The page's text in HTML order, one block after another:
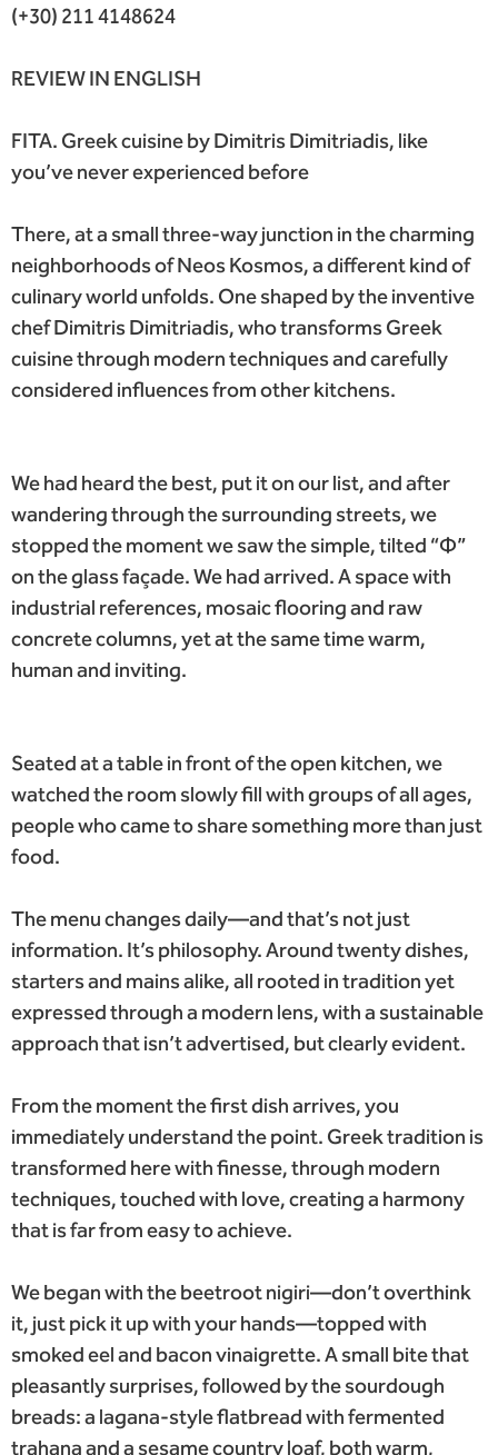
(+30) 211 4148624
REVIEW IN ENGLISH
FITA. Greek cuisine by Dimitris Dimitriadis, like
you’ve never experienced before
There, at a small three-way junction in the charming
neighborhoods of Neos Kosmos, a different kind of
culinary world unfolds. One shaped by the inventive
chef Dimitris Dimitriadis, who transforms Greek
cuisine through modern techniques and carefully
considered influences from other kitchens.
We had heard the best, put it on our list, and after
wandering through the surrounding streets, we
stopped the moment we saw the simple, tilted “Φ”
on the glass façade. We had arrived. A space with
industrial references, mosaic flooring and raw
concrete columns, yet at the same time warm,
human and inviting.
Seated at a table in front of the open kitchen, we
watched the room slowly fill with groups of all ages,
people who came to share something more than just
food.
The menu changes daily—and that’s not just
information. It’s philosophy. Around twenty dishes,
starters and mains alike, all rooted in tradition yet
expressed through a modern lens, with a sustainable
approach that isn’t advertised, but clearly evident.
From the moment the first dish arrives, you
immediately understand the point. Greek tradition is
transformed here with finesse, through modern
techniques, touched with love, creating a harmony
that is far from easy to achieve.
We began with the beetroot nigiri—don’t overthink
it, just pick it up with your hands—topped with
smoked eel and bacon vinaigrette. A small bite that
pleasantly surprises, followed by the sourdough
breads: a lagana-style flatbread with fermented
trahana and a sesame country loaf, both warm,